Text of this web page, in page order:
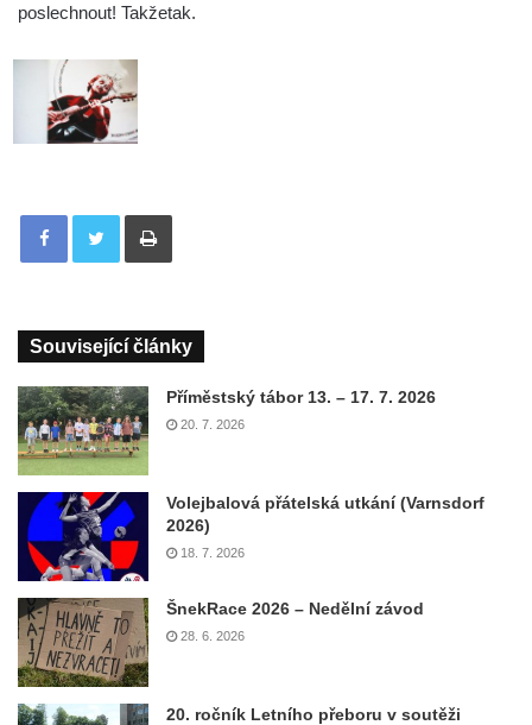
poslechnout! Takžetak.
Tisknout
Související články
Příměstský tábor 13. – 17. 7. 2026
20. 7. 2026
Volejbalová přátelská utkání (Varnsdorf
2026)
18. 7. 2026
ŠnekRace 2026 – Nedělní závod
28. 6. 2026
20. ročník Letního přeboru v soutěži